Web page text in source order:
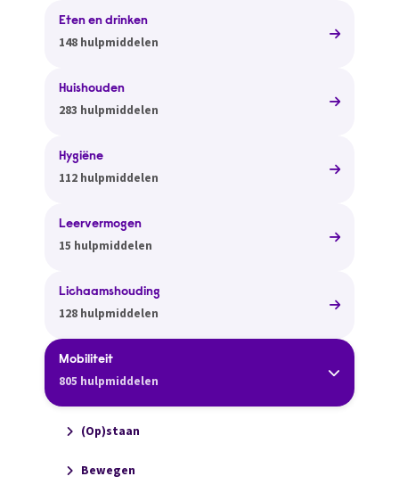
Eten en drinken
148 hulpmiddelen
Huishouden
283 hulpmiddelen
Hygiëne
112 hulpmiddelen
Leervermogen
15 hulpmiddelen
Lichaamshouding
128 hulpmiddelen
Mobiliteit
805 hulpmiddelen
(Op)staan
Bewegen